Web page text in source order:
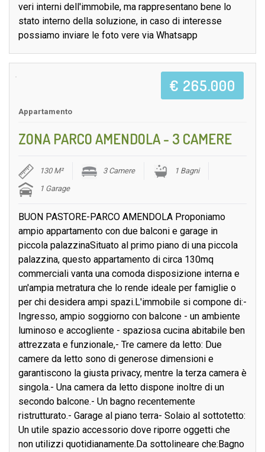
veri interni dell'immobile, ma rappresentano bene lo
stato interno della soluzione, in caso di interesse
possiamo inviare le foto vere via Whatsapp
Appartamento
ZONA PARCO AMENDOLA - 3 CAMERE
€ 265.000
130 M² 3 Camere
1 Bagni
1 Garage
BUON PASTORE-PARCO AMENDOLA Proponiamo
ampio appartamento con due balconi e garage in
piccola palazzinaSituato al primo piano di una piccola
palazzina, questo appartamento di circa 130mq
commerciali vanta una comoda disposizione interna e
un'ampia metratura che lo rende ideale per famiglie o
per chi desidera ampi spazi.L'immobile si compone di:-
Ingresso, ampio soggiorno con balcone - un ambiente
luminoso e accogliente - spaziosa cucina abitabile ben
attrezzata e funzionale,- Tre camere da letto: Due
camere da letto sono di generose dimensioni e
garantiscono la giusta privacy, mentre la terza camera è
singola.- Una camera da letto dispone inoltre di un
secondo balcone.- Un bagno recentemente
ristrutturato.- Garage al piano terra- Solaio al sottotetto:
Un utile spazio accessorio dove riporre oggetti che
non utilizzi quotidianamente.Da sottolineare che:Bagno